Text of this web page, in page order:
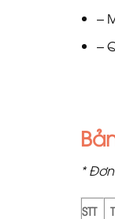
–
–
*
STT